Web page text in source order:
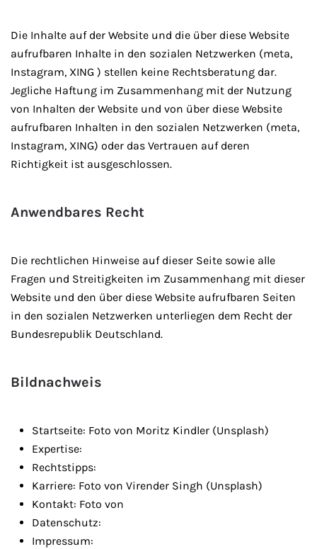
Die Inhalte auf der Website und die über diese Website
aufrufbaren Inhalte in den sozialen Netzwerken (meta,
Instagram, XING ) stellen keine Rechtsberatung dar.
Jegliche Haftung im Zusammenhang mit der Nutzung
von Inhalten der Website und von über diese Website
aufrufbaren Inhalten in den sozialen Netzwerken (meta,
Instagram, XING) oder das Vertrauen auf deren
Richtigkeit ist ausgeschlossen.
Anwendbares Recht
Die rechtlichen Hinweise auf dieser Seite sowie alle
Fragen und Streitigkeiten im Zusammenhang mit dieser
Website und den über diese Website aufrufbaren Seiten
in den sozialen Netzwerken unterliegen dem Recht der
Bundesrepublik Deutschland.
Bildnachweis
Startseite: Foto von Moritz Kindler (Unsplash)
Expertise:
Rechtstipps:
Karriere: Foto von Virender Singh (Unsplash)
Kontakt: Foto von
Datenschutz:
Impressum: